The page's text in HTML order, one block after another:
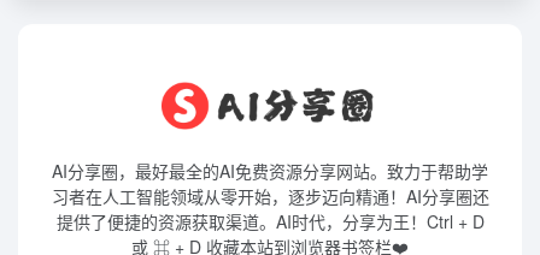
AI分享圈，最好最全的AI免费资源分享网站。致力于帮助学
习者在人工智能领域从零开始，逐步迈向精通！AI分享圈还
提供了便捷的资源获取渠道。AI时代，分享为王！Ctrl + D
或 ⌘ + D 收藏本站到浏览器书签栏❤️